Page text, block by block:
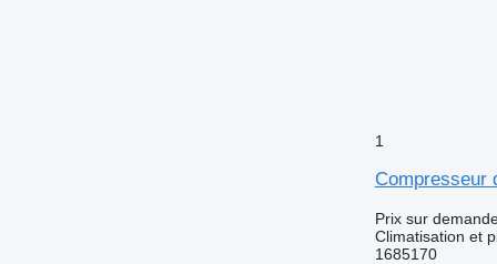
1
Compresseur
Prix sur
Climatisation et
1685170